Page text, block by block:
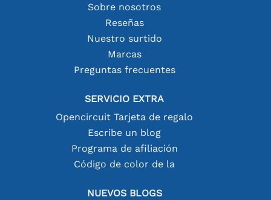
Sobre nosotros
Reseñas
Nuestro surtido
Marcas
Preguntas frecuentes
SERVICIO EXTRA
Opencircuit Tarjeta de regalo
Escribe un blog
Programa de afiliación
Código de color de la
NUEVOS BLOGS